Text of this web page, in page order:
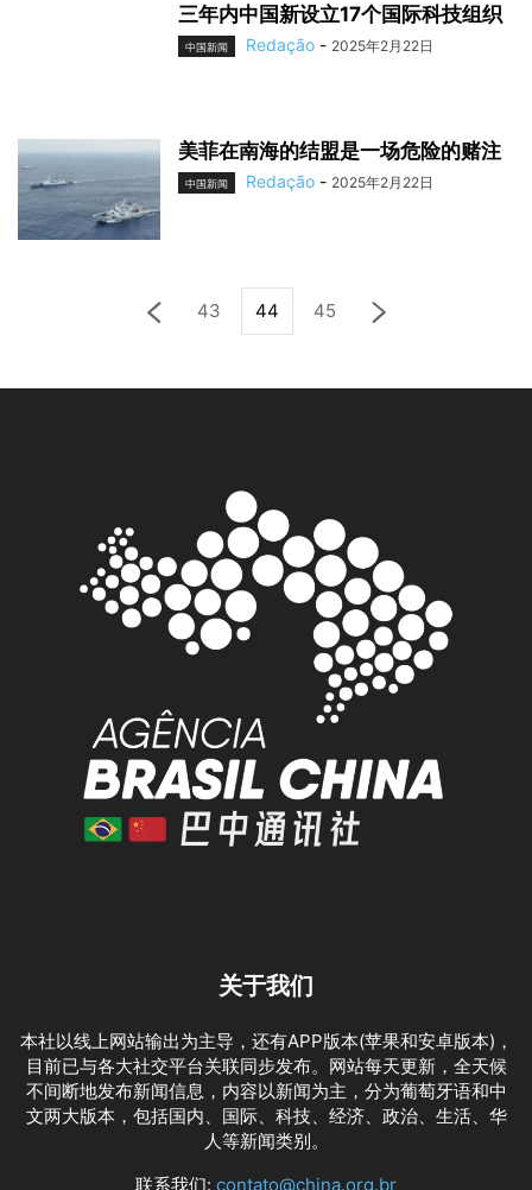
三年内中国新设立17个国际科技组织
中国新闻 Redação - 2025年2月22日
美菲在南海的结盟是一场危险的赌注
中国新闻 Redação - 2025年2月22日
43 44 45
关于我们
本社以线上网站输出为主导，还有APP版本(苹果和安卓版本)，
目前已与各大社交平台关联同步发布。网站每天更新，全天候
不间断地发布新闻信息，内容以新闻为主，分为葡萄牙语和中
文两大版本，包括国内、国际、科技、经济、政治、生活、华
人等新闻类别。
联系我们: contato@china.org.br